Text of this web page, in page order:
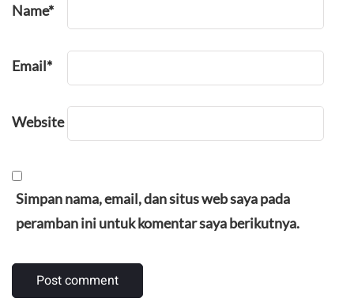
Name*
Email*
Website
Simpan nama, email, dan situs web saya pada
peramban ini untuk komentar saya berikutnya.